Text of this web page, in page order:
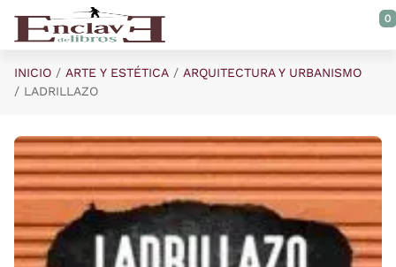
Saltar al contenido principal
0
INICIO ARTE Y ESTÉTICA
ARQUITECTURA Y URBANISMO
LADRILLAZO